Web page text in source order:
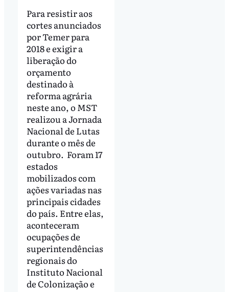
Para resistir aos
cortes anunciados
por Temer para
2018 e exigir a
liberação do
orçamento
destinado à
reforma agrária
neste ano, o MST
realizou a Jornada
Nacional de Lutas
durante o mês de
outubro. Foram 17
estados
mobilizados com
ações variadas nas
principais cidades
do país. Entre elas,
aconteceram
ocupações de
superintendências
regionais do
Instituto Nacional
de Colonização e